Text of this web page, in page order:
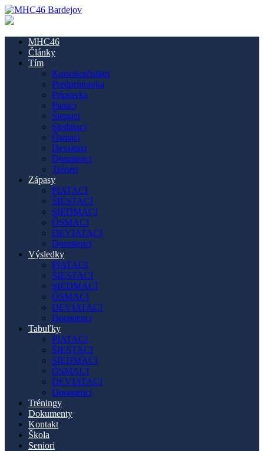
MHC46
Články
Tím
Krasokorčuliari
Predprípravka
Prípravka
Piataci
Šiestaci
Siedmaci
Ôsmaci
Deviataci
Dorastenci
Tréneri
Zápasy
PIATACI
ŠIESTACI
SIEDMACI
ÔSMACI
DEVIATACI
Dorastenci
Výsledky
PIATACI
ŠIESTACI
SIEDMACI
ÔSMACI
DEVIATACI
Dorastenci
Tabuľky
PIATACI
ŠIESTACI
SIEDMACI
ÔSMACI
DEVIATACI
Dorastenci
Tréningy
Dokumenty
Kontakt
Škola
Seniori